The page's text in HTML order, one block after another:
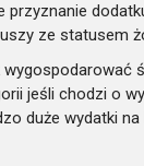
przyznanie
ze statusem
jeśli chodzi o
duże wydatki